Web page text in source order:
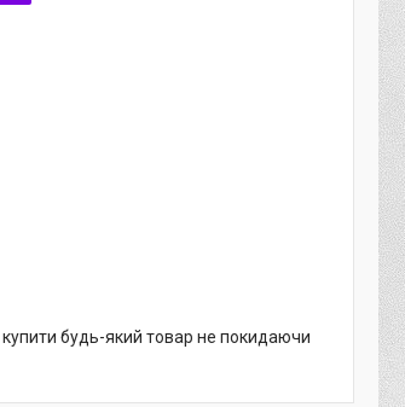
купити будь-який товар не покидаючи